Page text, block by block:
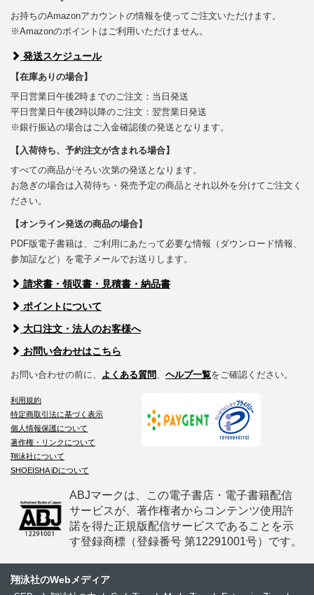
お持ちのAmazonアカウントの情報を使ってご注文いただけます。
※Amazonのポイントはご利用いただけません。
発送スケジュール
【在庫ありの場合】
平日営業日午後2時までのご注文：当日発送
平日営業日午後2時以降のご注文：翌営業日発送
※銀行振込の場合はご入金確認後の発送となります。
【入荷待ち、予約注文が含まれる場合】
すべての商品がそろい次第の発送となります。
お急ぎの場合は入荷待ち・発売予定の商品とそれ以外を分けてご注文く
ださい。
【オンライン発送の商品の場合】
PDF版電子書籍は、ご利用にあたって必要な情報（ダウンロード情報、
参加証など）を電子メールでお送りします。
請求書・領収書・見積書・納品書
ポイントについて
大口注文・法人のお客様へ
お問い合わせはこちら
お問い合わせの前に、 よくある質問、 ヘルプ一覧をご確認ください。
利用規約
特定商取引法に基づく表示
個人情報保護について
著作権・リンクについて
翔泳社について
SHOEISHA iDについて
ABJマークは、この電子書店・電子書籍配信
サービスが、著作権者からコンテンツ使用許
諾を得た正規版配信サービスであることを示
す登録商標（登録番号 第12291001号）です。
翔泳社のWebメディア